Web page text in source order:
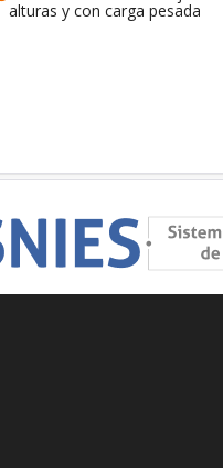
alturas y con carga pesada